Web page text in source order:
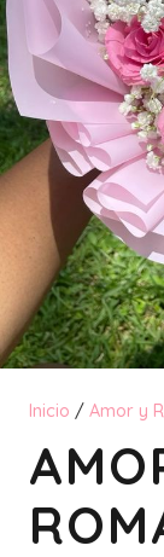
Inicio / Amor y